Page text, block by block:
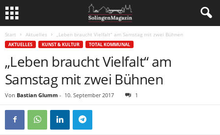
Start Aktuelles „Leben braucht Vielfalt“ am Samstag mit zwei Bühnen
AKTUELLES KUNST & KULTUR TOTAL KOMMUNAL
„Leben braucht Vielfalt“ am
Samstag mit zwei Bühnen
Von Bastian Glumm - 10. September 2017 1